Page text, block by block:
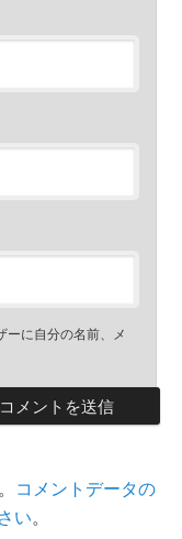
ーに自分の名前、メ
コメントデータの
い。